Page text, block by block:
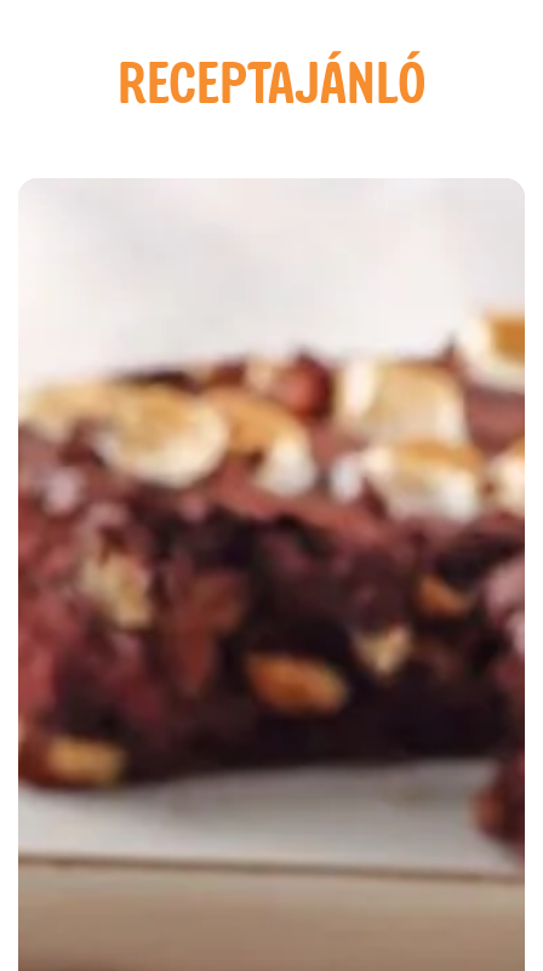
RECEPTAJÁNLÓ